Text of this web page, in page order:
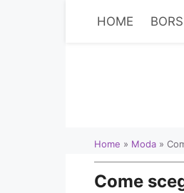
HOME
Home » Moda »
Come